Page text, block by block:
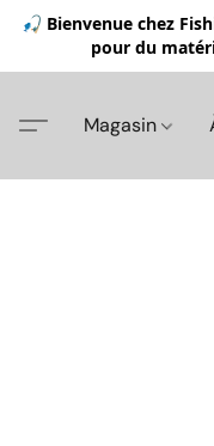
🎣 Bienvenue chez
pour du
Magasin